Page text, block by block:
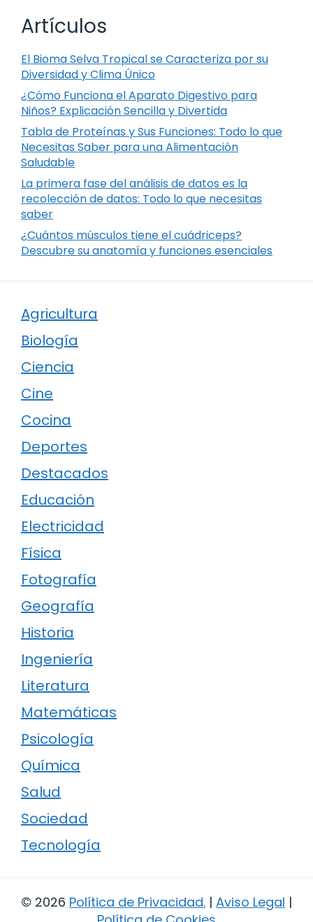
Artículos
El Bioma Selva Tropical se Caracteriza por su
Diversidad y Clima Único
¿Cómo Funciona el Aparato Digestivo para
Niños? Explicación Sencilla y Divertida
Tabla de Proteínas y Sus Funciones: Todo lo que
Necesitas Saber para una Alimentación
Saludable
La primera fase del análisis de datos es la
recolección de datos: Todo lo que necesitas
saber
¿Cuántos músculos tiene el cuádriceps?
Descubre su anatomía y funciones esenciales
Agricultura
Biología
Ciencia
Cine
Cocina
Deportes
Destacados
Educación
Electricidad
Física
Fotografía
Geografía
Historia
Ingeniería
Literatura
Matemáticas
Psicología
Química
Salud
Sociedad
Tecnología
© 2026 Política de Privacidad. | Aviso Legal |